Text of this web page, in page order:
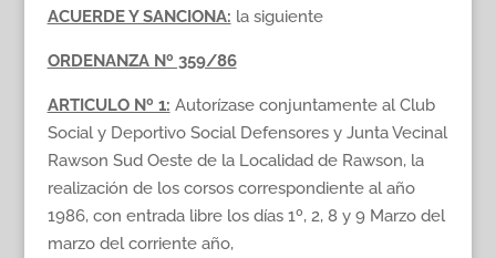
ACUERDE Y SANCIONA: la siguiente
ORDENANZA Nº 359/86
ARTICULO Nº 1: Autorízase conjuntamente al Club
Social y Deportivo Social Defensores y Junta Vecinal
Rawson Sud Oeste de la Localidad de Rawson, la
realización de los corsos correspondiente al año
1986, con entrada libre los días 1º, 2, 8 y 9 Marzo del
marzo del corriente año,